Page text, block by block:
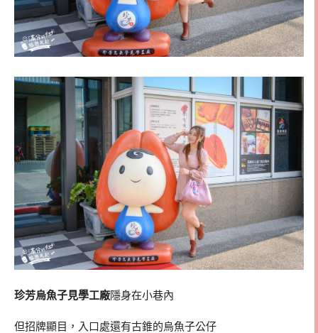
珍芳烏魚子見學工廠隱身在小巷內
但招牌顯目，入口處還有古錐的烏魚子公仔